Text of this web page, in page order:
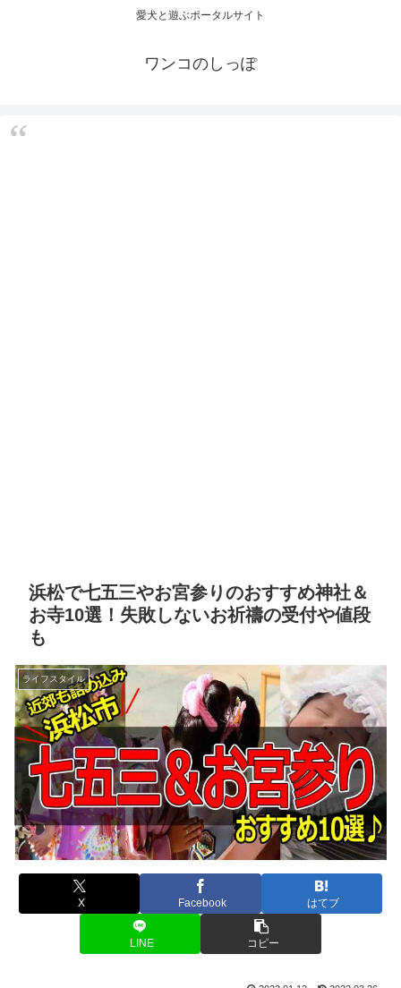
愛犬と遊ぶポータルサイト
ワンコのしっぽ
浜松で七五三やお宮参りのおすすめ神社＆
お寺10選！失敗しないお祈禱の受付や値段
も
ライフスタイル
X Facebook はてブ
LINE コピー